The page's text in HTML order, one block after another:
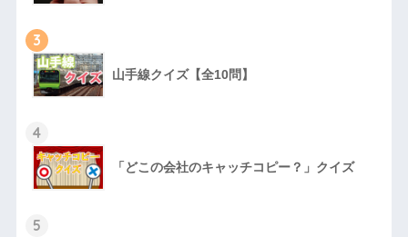
3
山手線クイズ【全10問】
4
「どこの会社のキャッチコピー？」クイズ
5